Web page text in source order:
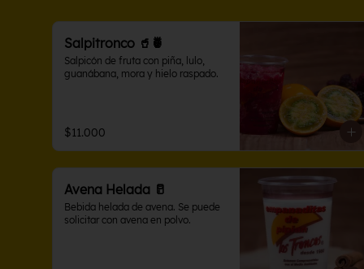
Salpitronco 🥤🍍
Salpicón de fruta con piña, lulo,
guanábana, mora y hielo raspado.
$11.000
Avena Helada 🥛
Bebida helada de avena. Se puede
solicitar con avena en polvo.